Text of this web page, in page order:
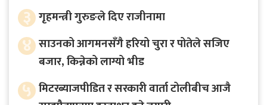
३ गृहमन्त्री गुरुङले दिए राजीनामा
४ साउनको आगमनसँगै हरियो चुरा र पोतेले सजिए
बजार, किन्नेको लाग्यो भीड
५ मिटरब्याजपीडित र सरकारी वार्ता टोलीबीच आजै